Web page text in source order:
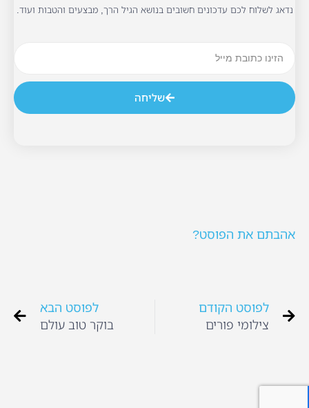
נדאג לשלוח לכם עדכונים חשובים בנושא הגיל הרך, מבצעים והטבות ועוד.
שליחה
אהבתם את הפוסט?
לפוסט הקודם
צילומי פורים
לפוסט הבא
בוקר טוב עולם